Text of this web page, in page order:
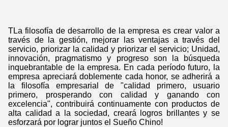
TLa filosofía de desarrollo de la empresa es crear valor a
través de la gestión, mejorar las ventajas a través del
servicio, priorizar la calidad y priorizar el servicio; Unidad,
innovación, pragmatismo y progreso son la búsqueda
inquebrantable de la empresa. En cada período futuro, la
empresa apreciará doblemente cada honor, se adherirá a
la filosofía empresarial de "calidad primero, usuario
primero, prosperando con calidad y ganando con
excelencia", contribuirá continuamente con productos de
alta calidad a la sociedad, creará logros brillantes y se
esforzará por lograr juntos el Sueño Chino!